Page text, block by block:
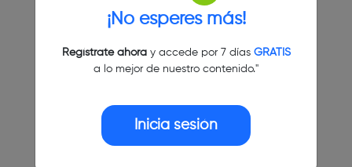
¡No esperes más!
Regístrate ahoray accede por 7 días GRATIS
a lo mejor de nuestro contenido."
Inicia sesión